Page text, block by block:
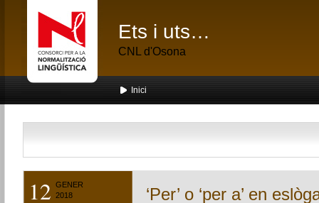
Ets i uts…
CNL d'Osona
Inici
12
GENER
2018
‘Per’ o ‘per a’ en